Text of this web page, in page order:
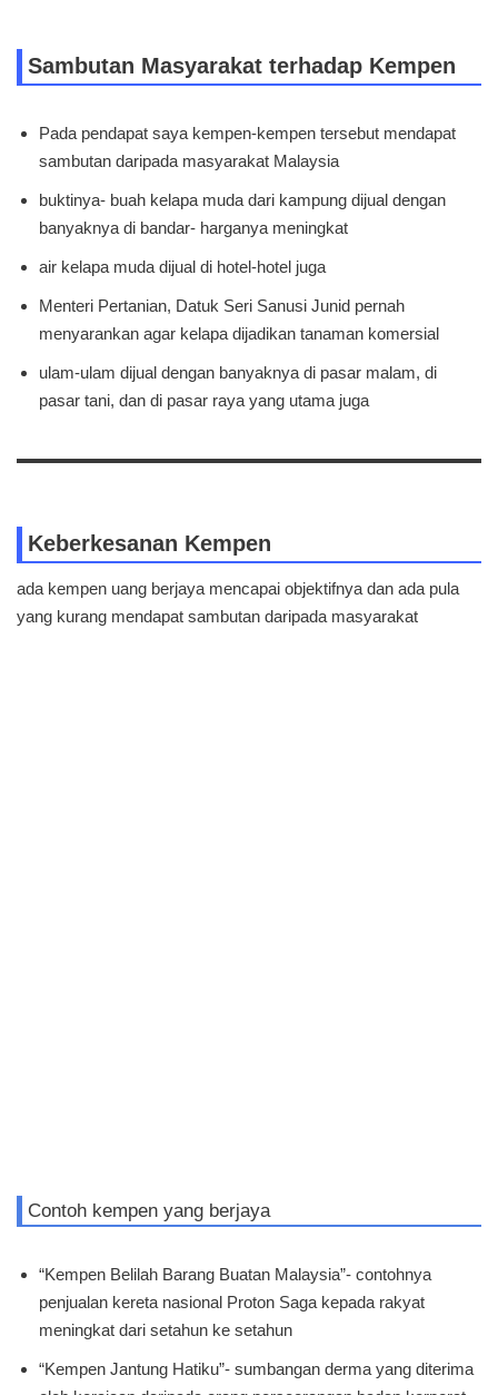
Sambutan Masyarakat terhadap Kempen
Pada pendapat saya kempen-kempen tersebut mendapat
sambutan daripada masyarakat Malaysia
buktinya- buah kelapa muda dari kampung dijual dengan
banyaknya di bandar- harganya meningkat
air kelapa muda dijual di hotel-hotel juga
Menteri Pertanian, Datuk Seri Sanusi Junid pernah
menyarankan agar kelapa dijadikan tanaman komersial
ulam-ulam dijual dengan banyaknya di pasar malam, di
pasar tani, dan di pasar raya yang utama juga
Keberkesanan Kempen
ada kempen uang berjaya mencapai objektifnya dan ada pula
yang kurang mendapat sambutan daripada masyarakat
Contoh kempen yang berjaya
“Kempen Belilah Barang Buatan Malaysia”- contohnya
penjualan kereta nasional Proton Saga kepada rakyat
meningkat dari setahun ke setahun
“Kempen Jantung Hatiku”- sumbangan derma yang diterima